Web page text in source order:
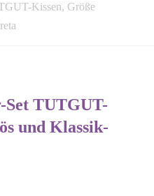
Kissen, Größe
Set TUTGUT-
und Klassik-